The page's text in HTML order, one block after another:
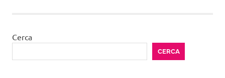
Cerca
CERCA